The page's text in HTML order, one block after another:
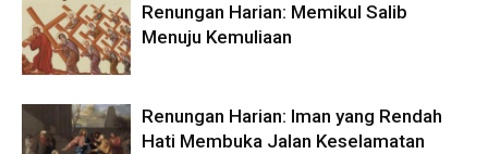
Renungan Harian: Memikul Salib
Menuju Kemuliaan
Renungan Harian: Iman yang Rendah
Hati Membuka Jalan Keselamatan